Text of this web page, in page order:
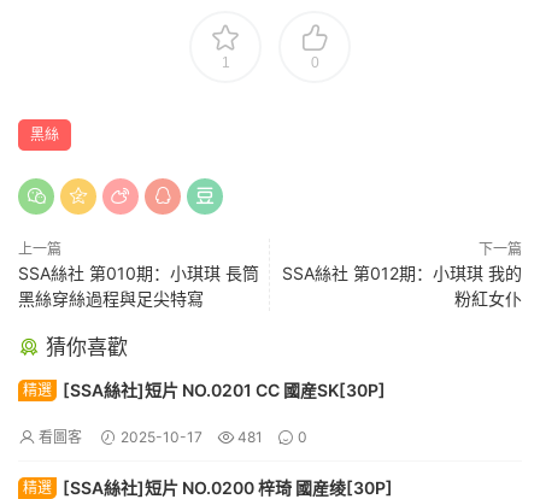
1 0
黑絲
上一篇
SSA絲社 第010期：小琪琪 長筒
黑絲穿絲過程與足尖特寫
下一篇
SSA絲社 第012期：小琪琪 我的
粉紅女仆
猜你喜歡
精選 [SSA絲社]短片 NO.0201 CC 國産SK[30P]
看圖客 2025-10-17 481 0
精選 [SSA絲社]短片 NO.0200 梓琦 國産绫[30P]